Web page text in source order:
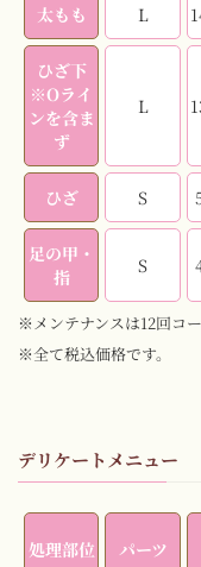
太もも L
ひざ下
※Oライ
ンを含ま
ず
L
ひざ S
足の甲・
指
S
※メンテナンスは12回コ
※全て税込価格です。
デリケートメニュー
処理部位 パーツ